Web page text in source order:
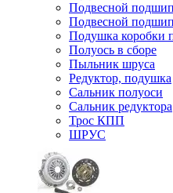
Подвесной
Подвесной
Подушка коробки
Полуось в сборе
Пыльник шруса
Редуктор, подушка
Сальник полуоси
Сальник редуктора
Трос КПП
ШРУС